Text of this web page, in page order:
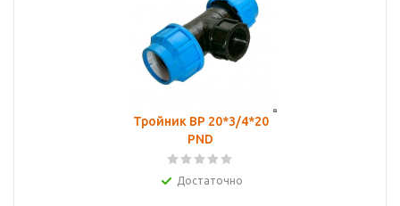
Тройник ВР 20*3/4*20
PND
Достаточно